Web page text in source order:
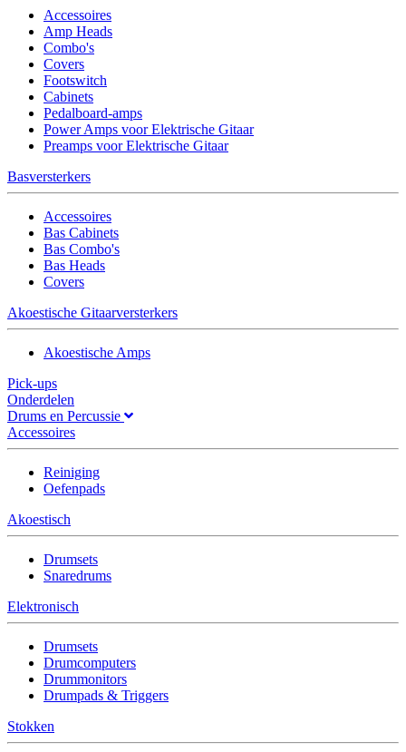
Accessoires
Amp Heads
Combo's
Covers
Footswitch
Cabinets
Pedalboard-amps
Power Amps voor Elektrische Gitaar
Preamps voor Elektrische Gitaar
Basversterkers
Accessoires
Bas Cabinets
Bas Combo's
Bas Heads
Covers
Akoestische Gitaarversterkers
Akoestische Amps
Pick-ups
Onderdelen
Drums en Percussie
Accessoires
Reiniging
Oefenpads
Akoestisch
Drumsets
Snaredrums
Elektronisch
Drumsets
Drumcomputers
Drummonitors
Drumpads & Triggers
Stokken